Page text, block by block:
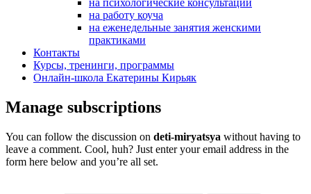
на психологические консультации
на работу коуча
на еженедельные занятия женскими
практиками
Контакты
Курсы, тренинги, программы
Онлайн-школа Екатерины Кирьяк
Manage subscriptions
You can follow the discussion on deti-miryatsya without having to
leave a comment. Cool, huh? Just enter your email address in the
form here below and you’re all set.